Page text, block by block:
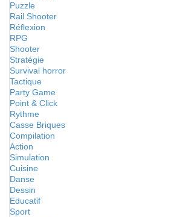
Puzzle
Rail Shooter
Réflexion
RPG
Shooter
Stratégie
Survival horror
Tactique
Party Game
Point & Click
Rythme
Casse Briques
Compilation
Action
Simulation
Cuisine
Danse
Dessin
Educatif
Sport